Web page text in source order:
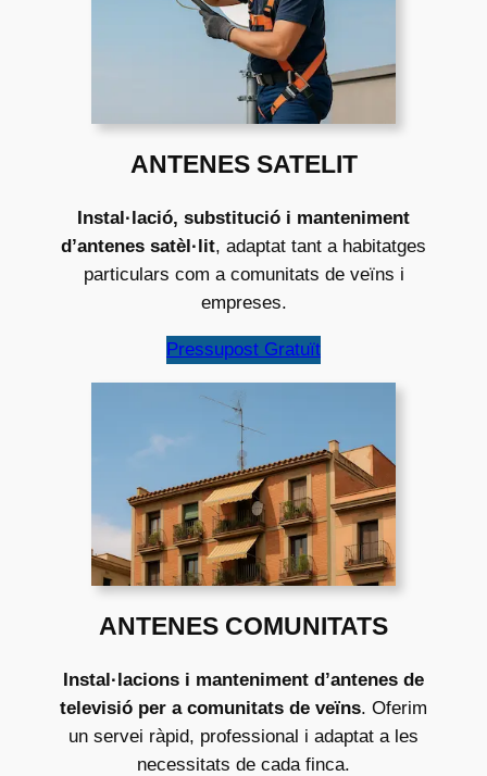
ANTENES SATELIT
Instal·lació, substitució i manteniment
d’antenes satèl·lit, adaptat tant a habitatges
particulars com a comunitats de veïns i
empreses.
Pressupost Gratuït
ANTENES COMUNITATS
Instal·lacions i manteniment d’antenes de
televisió per a comunitats de veïns. Oferim
un servei ràpid, professional i adaptat a les
necessitats de cada finca.